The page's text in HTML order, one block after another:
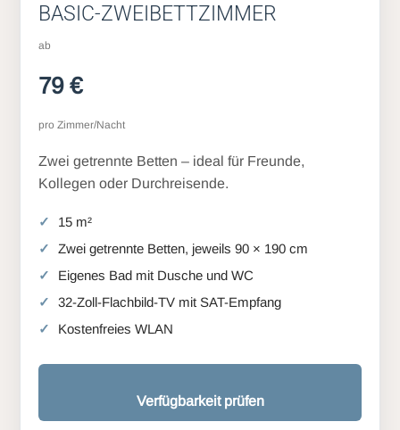
BASIC-ZWEIBETTZIMMER
ab
79 €
pro Zimmer/Nacht
Zwei getrennte Betten – ideal für Freunde,
Kollegen oder Durchreisende.
15 m²
Zwei getrennte Betten, jeweils 90 × 190 cm
Eigenes Bad mit Dusche und WC
32-Zoll-Flachbild-TV mit SAT-Empfang
Kostenfreies WLAN
Verfügbarkeit prüfen